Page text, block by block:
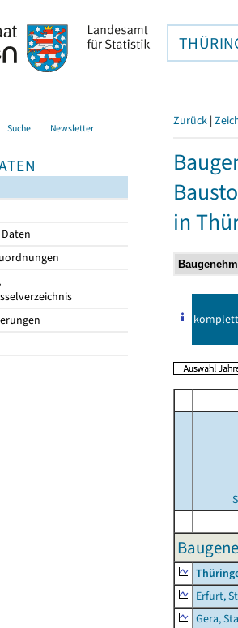
Suche Newsletter Zurück |
in
komplett
Erfurt,
Gera,